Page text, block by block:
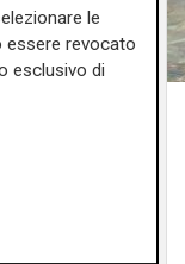
più
le
essere revocato
esclusivo di